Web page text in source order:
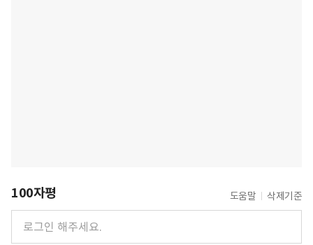
100자평 도움말 삭제기준